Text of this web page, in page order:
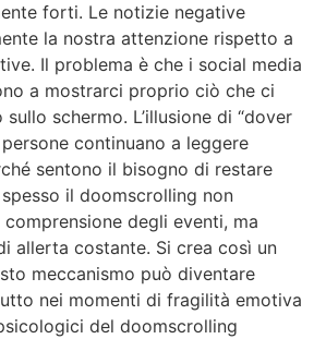
forti. Le notizie negative
la nostra attenzione rispetto a
Il problema è che i social media
a mostrarci proprio ciò che ci
schermo. L’illusione di “dover
continuano a leggere
sentono il bisogno di restare
il doomscrolling non
degli eventi, ma
allerta costante. Si crea così un
meccanismo può diventare
nei momenti di fragilità emotiva
del doomscrolling